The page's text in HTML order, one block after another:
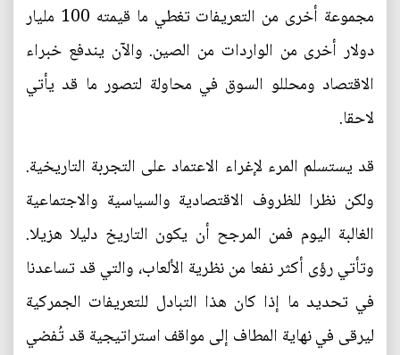
مجموعة أخرى من التعريفات تغطي ما قيمته 100 مليار
دولار أخرى من الواردات من الصين. والآن يندفع خبراء
الاقتصاد ومحللو السوق في محاولة لتصور ما قد يأتي
لاحقا.
قد يستسلم المرء لإغراء الاعتماد على التجربة التاريخية.
ولكن نظرا للظروف الاقتصادية والسياسية والاجتماعية
الغالبة اليوم فمن المرجح أن يكون التاريخ دليلا هزيلا.
وتأتي رؤى أكثر نفعا من نظرية الألعاب، والتي قد تساعدنا
في تحديد ما إذا كان هذا التبادل للتعريفات الجمركية
ليرقى في نهاية المطاف إلى مواقف استراتيجية قد تُفضي